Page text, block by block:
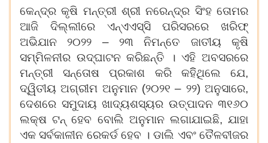
କେନ୍ଦ୍ର କୃଷି ମନ୍ତ୍ରୀ ଶ୍ରୀ ନରେନ୍ଦ୍ର ସିଂହ ତୋମର
ଆଜି ଦିଲ୍ଲୀରେ ଏନ୍‌ଏଏସ୍‌ସି ପରିସରରେ ଖରିଫ୍
ଅଭିଯାନ ୨୦୨୨ – ୨୩ ନିମନ୍ତେ ଜାତୀୟ କୃଷି
ସମ୍ମିଳନୀର ଉଦ୍‌ଘାଟନ କରିଛନ୍ତି । ଏହି ଅବସରରେ
ମନ୍ତ୍ରୀ ସନ୍ତୋଷ ପ୍ରକାଶ କରି କହିିଥିଲେ ଯେ,
ଦ୍ୱିତୀୟ ଅଗ୍ରୀମ ଅନୁମାନ (୨୦୨୧ – ୨୨) ଅନୁସାରେ,
ଦେଶରେ ସମୁଦାୟ ଖାଦ୍ୟଶସ୍ୟର ଉତ୍ପାଦନ ୩୧୬୦
ଲକ୍ଷ ଟନ୍ ହେବ ବୋଲି ଅନୁମାନ ଲଗାଯାଇଛି, ଯାହା
ଏକ ସର୍ବକାଳୀନ ରେକର୍ଡ ହେବ । ଡାଲି ଏବଂ ତୈଳବୀଜର